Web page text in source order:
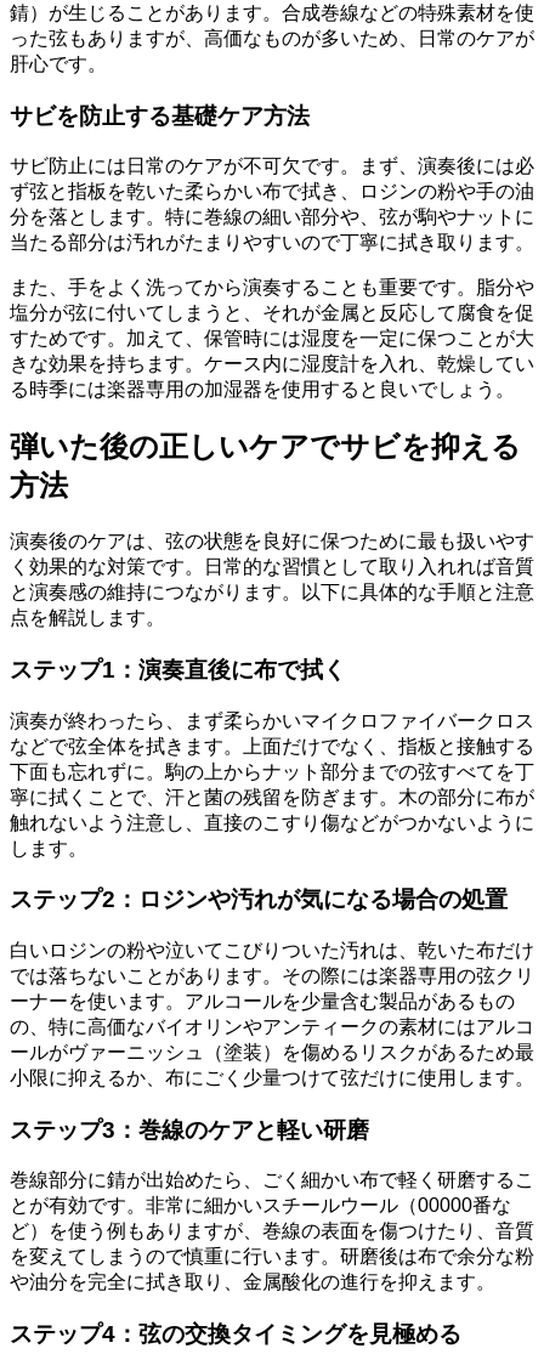
錆）が生じることがあります。合成巻線などの特殊素材を使
った弦もありますが、高価なものが多いため、日常のケアが
肝心です。
サビを防止する基礎ケア方法
サビ防止には日常のケアが不可欠です。まず、演奏後には必
ず弦と指板を乾いた柔らかい布で拭き、ロジンの粉や手の油
分を落とします。特に巻線の細い部分や、弦が駒やナットに
当たる部分は汚れがたまりやすいので丁寧に拭き取ります。
また、手をよく洗ってから演奏することも重要です。脂分や
塩分が弦に付いてしまうと、それが金属と反応して腐食を促
すためです。加えて、保管時には湿度を一定に保つことが大
きな効果を持ちます。ケース内に湿度計を入れ、乾燥してい
る時季には楽器専用の加湿器を使用すると良いでしょう。
弾いた後の正しいケアでサビを抑える
方法
演奏後のケアは、弦の状態を良好に保つために最も扱いやす
く効果的な対策です。日常的な習慣として取り入れれば音質
と演奏感の維持につながります。以下に具体的な手順と注意
点を解説します。
ステップ1：演奏直後に布で拭く
演奏が終わったら、まず柔らかいマイクロファイバークロス
などで弦全体を拭きます。上面だけでなく、指板と接触する
下面も忘れずに。駒の上からナット部分までの弦すべてを丁
寧に拭くことで、汗と菌の残留を防ぎます。木の部分に布が
触れないよう注意し、直接のこすり傷などがつかないように
します。
ステップ2：ロジンや汚れが気になる場合の処置
白いロジンの粉や泣いてこびりついた汚れは、乾いた布だけ
では落ちないことがあります。その際には楽器専用の弦クリ
ーナーを使います。アルコールを少量含む製品があるもの
の、特に高価なバイオリンやアンティークの素材にはアルコ
ールがヴァーニッシュ（塗装）を傷めるリスクがあるため最
小限に抑えるか、布にごく少量つけて弦だけに使用します。
ステップ3：巻線のケアと軽い研磨
巻線部分に錆が出始めたら、ごく細かい布で軽く研磨するこ
とが有効です。非常に細かいスチールウール（00000番な
ど）を使う例もありますが、巻線の表面を傷つけたり、音質
を変えてしまうので慎重に行います。研磨後は布で余分な粉
や油分を完全に拭き取り、金属酸化の進行を抑えます。
ステップ4：弦の交換タイミングを見極める